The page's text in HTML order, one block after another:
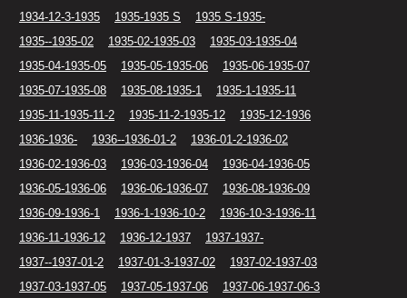
1934-12-3-1935
1935-1935 S
1935 S-1935-
1935--1935-02
1935-02-1935-03
1935-03-1935-04
1935-04-1935-05
1935-05-1935-06
1935-06-1935-07
1935-07-1935-08
1935-08-1935-1
1935-1-1935-11
1935-11-1935-11-2
1935-11-2-1935-12
1935-12-1936
1936-1936-
1936--1936-01-2
1936-01-2-1936-02
1936-02-1936-03
1936-03-1936-04
1936-04-1936-05
1936-05-1936-06
1936-06-1936-07
1936-08-1936-09
1936-09-1936-1
1936-1-1936-10-2
1936-10-3-1936-11
1936-11-1936-12
1936-12-1937
1937-1937-
1937--1937-01-2
1937-01-3-1937-02
1937-02-1937-03
1937-03-1937-05
1937-05-1937-06
1937-06-1937-06-3